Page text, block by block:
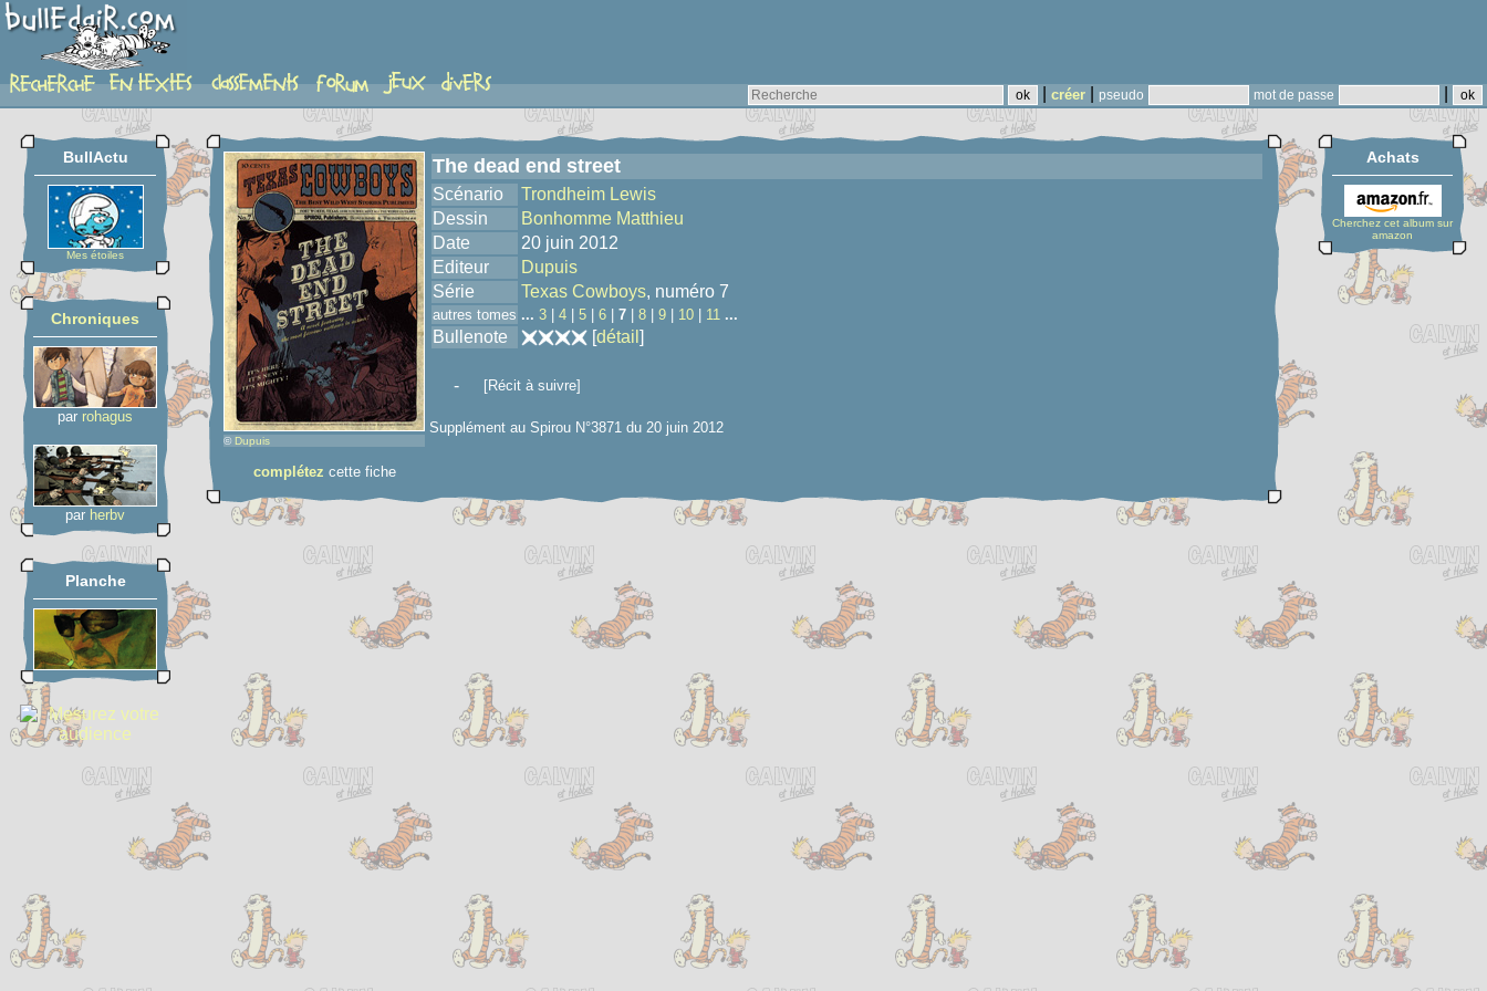
créer pseudo mot de passe
album
BullActu
Mes étoiles
Chroniques
par rohagus
par herbv
Planche
© Dupuis
complétez cette fiche
The dead end street
Scénario
Trondheim Lewis
Dessin
Bonhomme Matthieu
Date
20 juin 2012
Editeur
Dupuis
Série
Texas Cowboys, numéro 7
autres tomes ... 3 4 5 6 7 8 9 10 11 ...
Bullenote [détail ]
- [Récit à suivre]
Supplément au Spirou N°3871 du 20 juin 2012
Achats
Cherchez cet album sur
amazon